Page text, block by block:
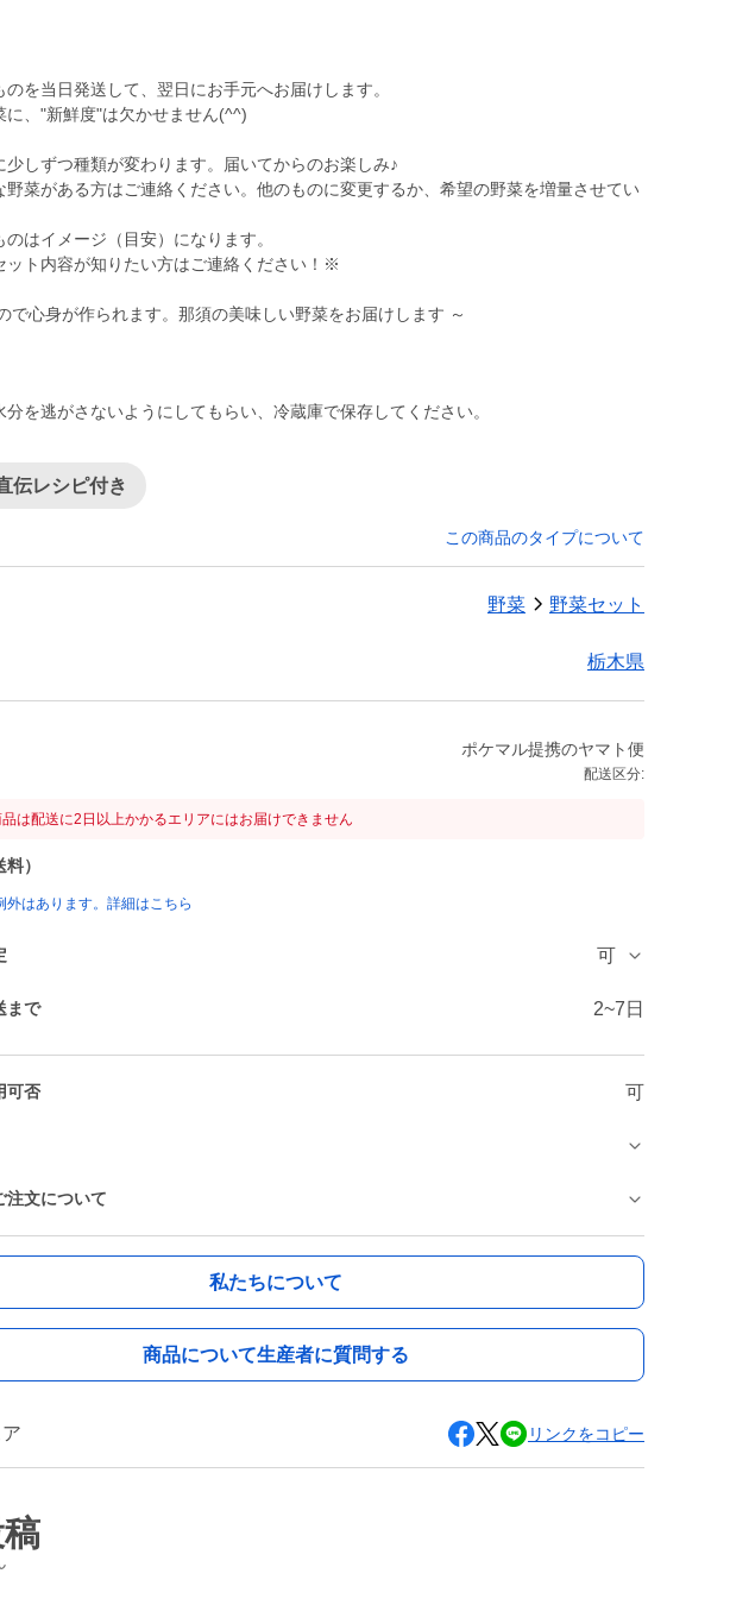
のを当日発送して、翌日にお手元へお届けします。
に、"新鮮度"は欠かせません(^^)
少しずつ種類が変わります。届いてからのお楽しみ♪
野菜がある方はご連絡ください。他のものに変更するか、希望の野菜を増量させてい
はイメージ（目安）になります。
ト内容が知りたい方はご連絡ください！※
で心身が作られます。那須の美味しい野菜をお届けします ～
分を逃がさないようにしてもらい、冷蔵庫で保存してください。
伝レシピ付き
この商品のタイプについて
野菜 野菜セット
栃木県
ポケマル提携のヤマト便
配送区分:
は配送に2日以上かかるエリアにはお届けできません
）
はあります。詳細はこちら
可
まで 2~7日
可否 可
注文について
私たちについて
商品について生産者に質問する
リンクをコピー